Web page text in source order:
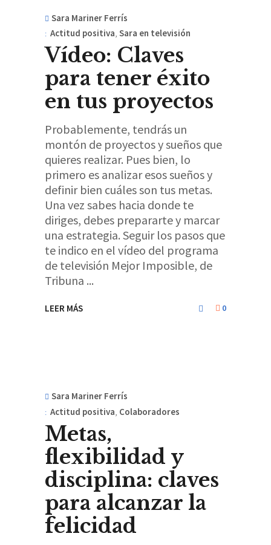
Sara Mariner Ferrís
Actitud positiva, Sara en televisión
Vídeo: Claves
para tener éxito
en tus proyectos
Probablemente, tendrás un
montón de proyectos y sueños que
quieres realizar. Pues bien, lo
primero es analizar esos sueños y
definir bien cuáles son tus metas.
Una vez sabes hacia donde te
diriges, debes prepararte y marcar
una estrategia. Seguir los pasos que
te indico en el vídeo del programa
de televisión Mejor Imposible, de
Tribuna
LEER MÁS 0
Sara Mariner Ferrís
Actitud positiva, Colaboradores
Metas,
flexibilidad y
disciplina: claves
para alcanzar la
felicidad